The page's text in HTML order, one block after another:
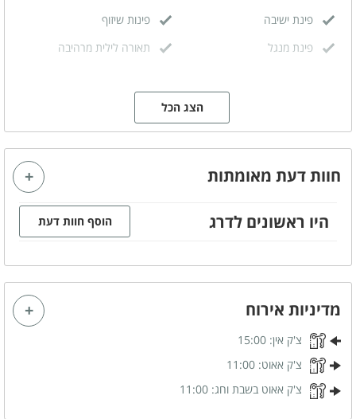
פינת ישיבה
פינות שיזוף
פינת מנגל
תאורה לילית מרהיבה
פינת ישיבה
מטבחון מאובזר
מזגן
מסך טלויזיה LCD
קהל יעד
התארגנות כלה
משפחות
זוגות
ערבי גיבוש
מסיבות הפתעה
קבוצות
הצג הכל
חוות דעת מאומתות
היו ראשונים לדרג הוסף חוות דעת
מדיניות אירוח
צ'ק אין: 15:00
צ'ק אאוט: 11:00
צ'ק אאוט בשבת וחג: 11:00